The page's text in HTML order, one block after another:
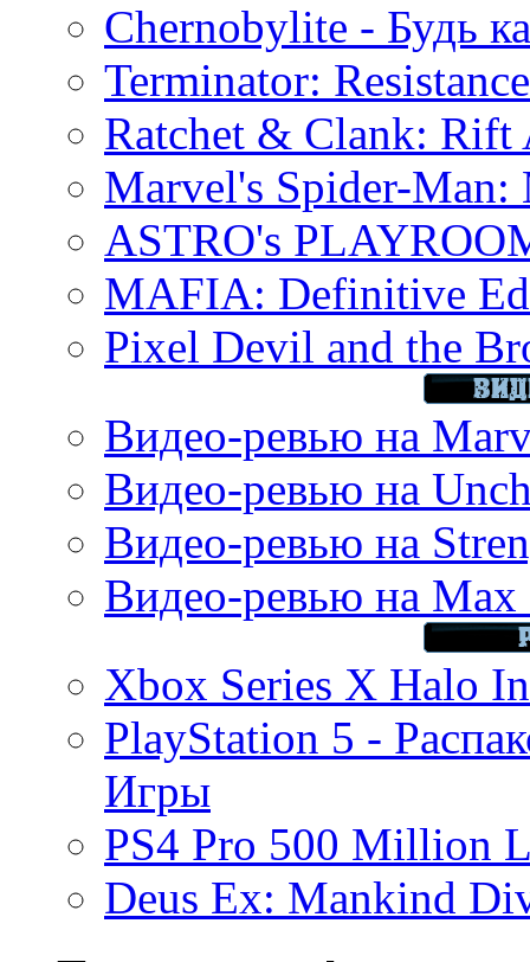
Chernobylite - Будь
Terminator:
Ratchet & Clank: Rift
Marvel's Spider-Man:
ASTRO's
MAFIA: Definitive
Pixel Devil and the
Видео-ревью на
Видео-ревью на
Видео-ревью на
Видео-ревью на Max
Xbox Series X Halo
PlayStation 5 -
Игры
PS4 Pro 500 Million
Deus Ex: Mankind